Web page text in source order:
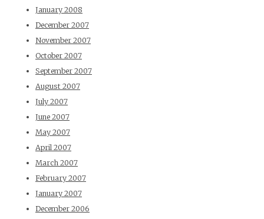
January 2008
December 2007
November 2007
October 2007
September 2007
August 2007
July 2007
June 2007
May 2007
April 2007
March 2007
February 2007
January 2007
December 2006